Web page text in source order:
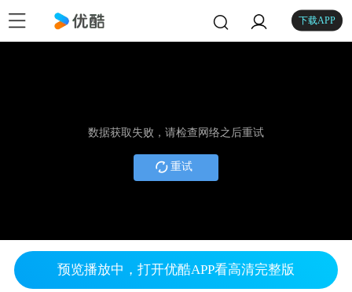
下载APP
数据获取失败，请检查网络之后重试
重试
预览播放中，打开优酷APP看高清完整版